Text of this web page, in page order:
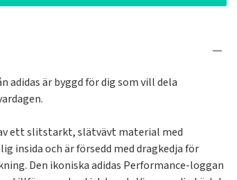
adidas är byggd för dig som vill dela
ett slitstarkt, slätvävt material med
insida och är försedd med dragkedja för
Den ikoniska adidas Performance-loggan